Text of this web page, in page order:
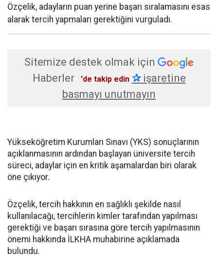
Özçelik, adayların puan yerine başarı sıralamasını esas
alarak tercih yapmaları gerektiğini vurguladı.
Sitemize destek olmak için
Haberler
'de takip edin ✰işaretine
basmayı unutmayın
Yükseköğretim Kurumları Sınavı (YKS) sonuçlarının
açıklanmasının ardından başlayan üniversite tercih
süreci, adaylar için en kritik aşamalardan biri olarak
öne çıkıyor.
Özçelik, tercih hakkının en sağlıklı şekilde nasıl
kullanılacağı, tercihlerin kimler tarafından yapılması
gerektiği ve başarı sırasına göre tercih yapılmasının
önemi hakkında İLKHA muhabirine açıklamada
bulundu.